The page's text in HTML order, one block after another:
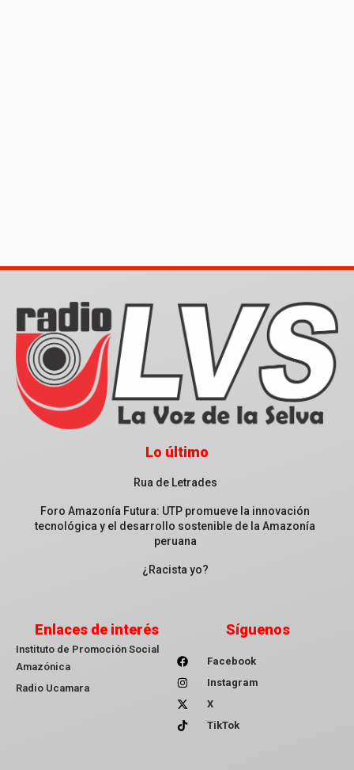
Lo último
Rua de Letrades
Foro Amazonía Futura: UTP promueve la innovación
tecnológica y el desarrollo sostenible de la Amazonía
peruana
¿Racista yo?
Enlaces de interés
Instituto de Promoción Social
Amazónica
Radio Ucamara
Síguenos
Facebook
Instagram
X
TikTok